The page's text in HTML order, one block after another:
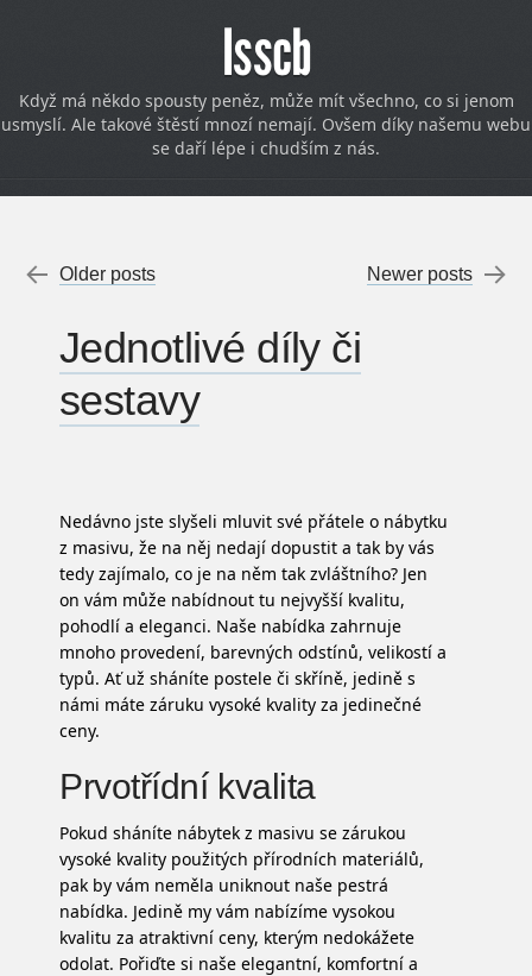
Isscb
Když má někdo spousty peněz, může mít všechno, co si jenom
usmyslí. Ale takové štěstí mnozí nemají. Ovšem díky našemu webu
se daří lépe i chudším z nás.
Post navigation
←
Older posts Newer posts →
Jednotlivé díly či
sestavy
Nedávno jste slyšeli mluvit své přátele o nábytku
z masivu, že na něj nedají dopustit a tak by vás
tedy zajímalo, co je na něm tak zvláštního? Jen
on vám může nabídnout tu nejvyšší kvalitu,
pohodlí a eleganci. Naše nabídka zahrnuje
mnoho provedení, barevných odstínů, velikostí a
typů. Ať už sháníte postele či skříně, jedině s
námi máte záruku vysoké kvality za jedinečné
ceny.
Prvotřídní kvalita
Pokud sháníte nábytek z masivu se zárukou
vysoké kvality použitých přírodních materiálů,
pak by vám neměla uniknout naše pestrá
nabídka. Jedině my vám nabízíme vysokou
kvalitu za atraktivní ceny, kterým nedokážete
odolat. Pořiďte si naše elegantní, komfortní a